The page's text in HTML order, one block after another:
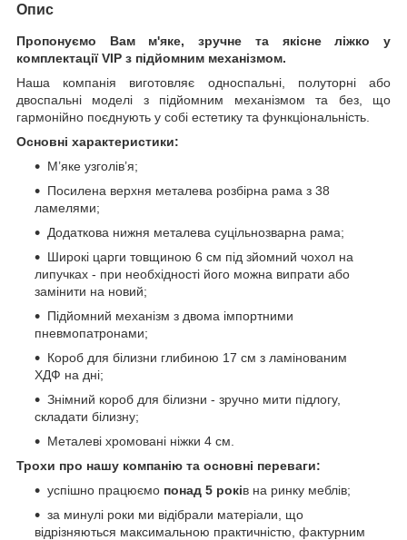
Опис
Пропонуємо Вам м'яке, зручне та якiсне ліжко у
комплектації VIP з підйомним механізмом.
Наша компанія виготовляє односпальні, полуторні або
двоспальні моделі з підйомним механізмом та без, що
гармонійно поєднують у собі естетику та функціональність.
Основні характеристики:
М’яке узголів’я;
Посилена верхня металева розбірна рама з 38
ламелями;
Додаткова нижня металева суцільнозварна рама;
Широкі царги товщиною 6 см під зйомний чохол на
липучках - при необхідності його можна випрати або
замінити на новий;
Підйомний механізм з двома імпортними
пневмопатронами;
Короб для білизни глибиною 17 см з ламінованим
ХДФ на дні;
Знімний короб для білизни - зручно мити підлогу,
складати білизну;
Металеві хромовані ніжки 4 см.
Трохи про нашу компанію та основні переваги:
успішно працюємо понад 5 років на ринку меблів;
за минулі роки ми відібрали матеріали, що
відрізняються максимальною практичністю, фактурним